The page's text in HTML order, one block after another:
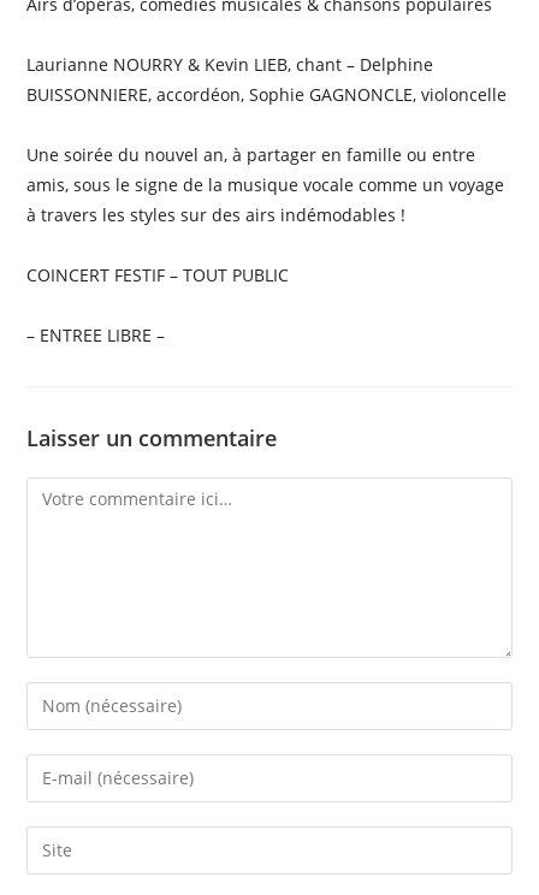
Laurianne NOURRY & Kevin LIEB, chant – Delphine
BUISSONNIERE, accordéon, Sophie GAGNONCLE, violoncelle
Une soirée du nouvel an, à partager en famille ou entre
amis, sous le signe de la musique vocale comme un voyage
à travers les styles sur des airs indémodables !
COINCERT FESTIF – TOUT PUBLIC
– ENTREE LIBRE –
Laisser un commentaire